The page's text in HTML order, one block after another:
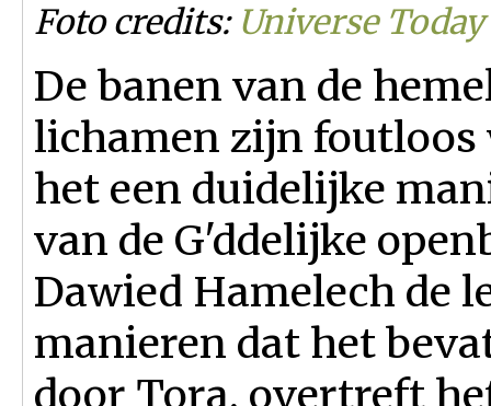
Foto credits: Universe Today
De banen van de
lichamen zijn foutloos
het een duidelijke
van de G'ddelijke
Dawied Hamelech de
manieren dat het
door Tora, overtreft